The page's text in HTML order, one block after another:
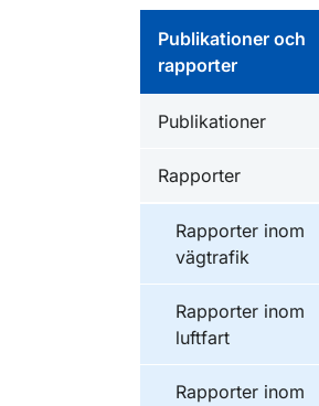
Publikationer och
rapporter
Publikationer inom
Publikationer
Publikationer inom
Rapporter
Publikationer inom
Rapporter inom
vägtrafik
Publikationer inom
Rapporter inom
luftfart
Publikationer inom
Rapporter inom